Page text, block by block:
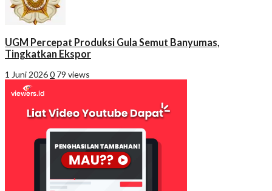
UGM Percepat Produksi Gula Semut Banyumas,
Tingkatkan Ekspor
1 Juni 20260 79 views